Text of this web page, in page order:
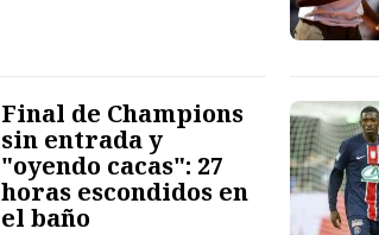
Final de Champions
sin entrada y
"oyendo cacas": 27
horas escondidos en
el baño